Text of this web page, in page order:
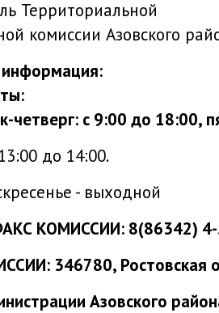
Территориальной
комиссии
четверг: с 9:00 до 18:00,
до 14:00.
- выходной
КОМИССИИ: 8(86342) 4-
346780, Ростовская
Азовского